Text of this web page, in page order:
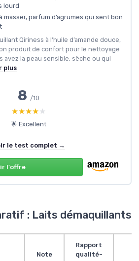
lourd
masser, parfum d’agrumes qui sent bon
Qiriness à l’huile d’amande douce,
produit de confort pour le nettoyage
avez la peau sensible, sèche ou qui
plus
8 /10
★★★★★
★★★★★
🌟 Excellent
le test complet →
l'offre
: Laits démaquillants
Note
Rapport
qualité-